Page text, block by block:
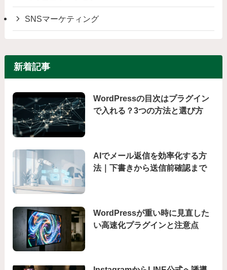
SNSマーケティング
新着記事
WordPressの目次はプラグイン
で入れる？3つの方法と選び方
AIでメール返信を効率化する方
法｜下書きから送信前確認まで
WordPressが重い時に見直した
い高速化プラグインと注意点